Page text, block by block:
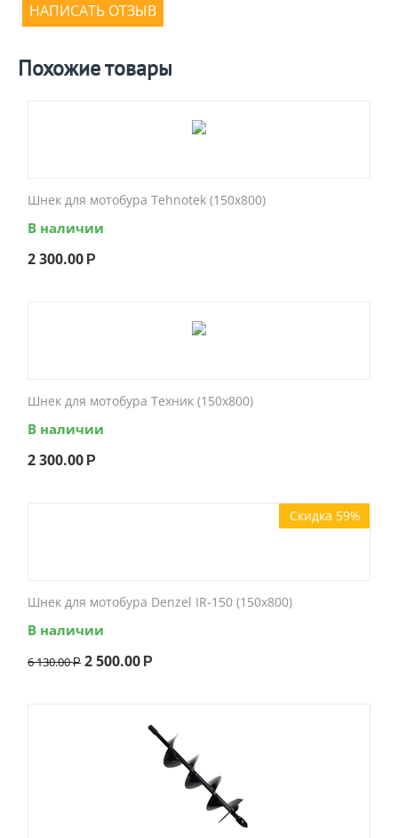
НАПИСАТЬ ОТЗЫВ
Похожие товары
Шнек для мотобура Tehnotek (150x800)
В наличии
2 300.00 Р
Шнек для мотобура Техник (150x800)
В наличии
2 300.00 Р
Скидка 59%
Шнек для мотобура Denzel IR-150 (150x800)
В наличии
6 130.00 Р 2 500.00 Р